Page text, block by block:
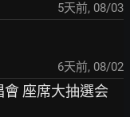
5天前, 08/03
6天前, 08/02
座席大抽選会